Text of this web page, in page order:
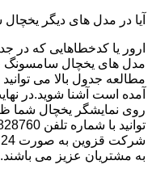
آیا در مدل های دیگر
مدل های یخچال سامسونگ
مطالعه جدول بالا می
آمده است آشنا شوید.در
روی نمایشگر یخچال شما
به مشتریان عزیز می باشند.